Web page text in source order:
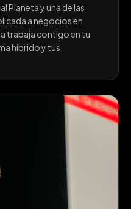
Planeta y una de las
a negocios en
trabaja contigo en tu
híbrido y tus